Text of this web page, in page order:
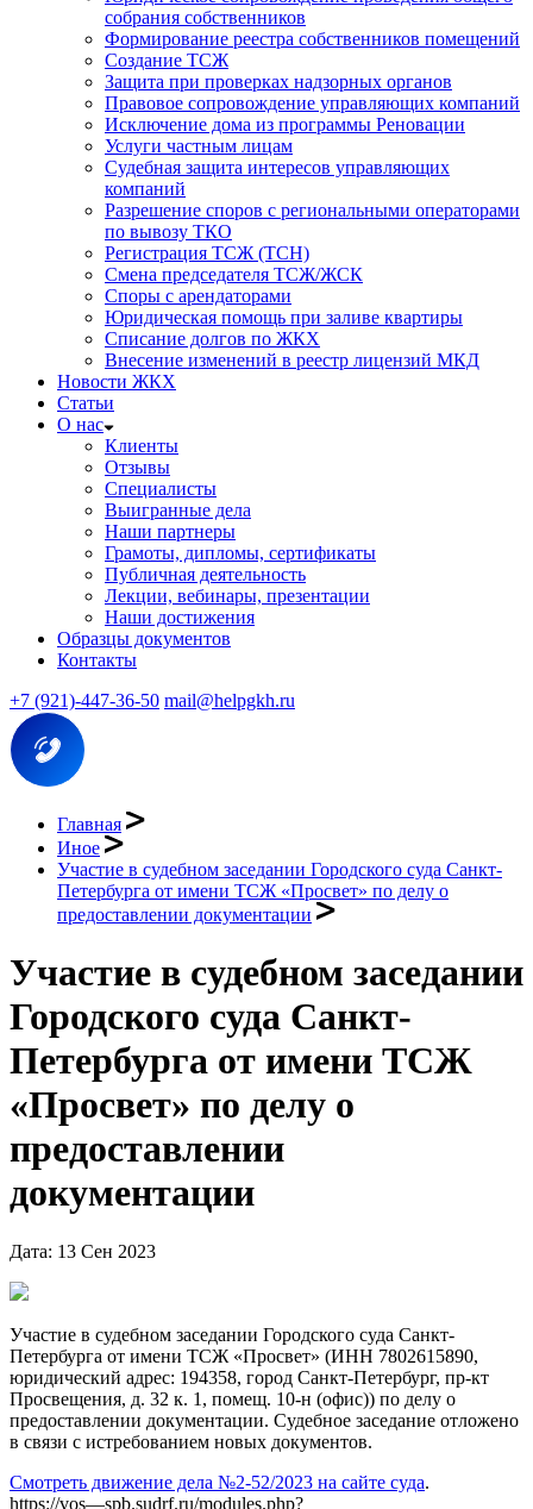
собрания собственников
Формирование реестра собственников помещений
Создание ТСЖ
Защита при проверках надзорных органов
Правовое сопровождение управляющих компаний
Исключение дома из программы Реновации
Услуги частным лицам
Судебная защита интересов управляющих
компаний
Разрешение споров с региональными операторами
по вывозу ТКО
Регистрация ТСЖ (ТСН)
Смена председателя ТСЖ/ЖСК
Споры с арендаторами
Юридическая помощь при заливе квартиры
Списание долгов по ЖКХ
Внесение изменений в реестр лицензий МКД
Новости ЖКХ
Статьи
О нас
Клиенты
Отзывы
Специалисты
Выигранные дела
Наши партнеры
Грамоты, дипломы, сертификаты
Публичная деятельность
Лекции, вебинары, презентации
Наши достижения
Образцы документов
Контакты
+7 (921)-447-36-50 mail@helpgkh.ru
Главная
Иное
Участие в судебном заседании Городского суда Санкт-
Петербурга от имени ТСЖ «Просвет» по делу о
предоставлении документации
Участие в судебном заседании
Городского суда Санкт-
Петербурга от имени ТСЖ
«Просвет» по делу о
предоставлении
документации
Дата: 13 Сен 2023
Участие в судебном заседании Городского суда Санкт-
Петербурга от имени ТСЖ «Просвет» (ИНН 7802615890,
юридический адрес: 194358, город Санкт-Петербург, пр-кт
Просвещения, д. 32 к. 1, помещ. 10-н (офис)) по делу о
предоставлении документации. Судебное заседание отложено
в связи с истребованием новых документов.
Смотреть движение дела №2-52/2023 на сайте суда.
https://vos—spb.sudrf.ru/modules.php?